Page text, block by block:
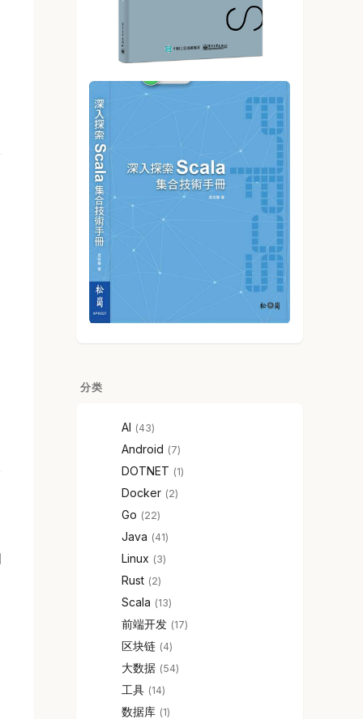
分类
AI 43
Android 7
DOTNET 1
Docker 2
Go 22
Java 41
Linux 3
Rust 2
Scala 13
前端开发 17
区块链 4
大数据 54
工具 14
数据库 1